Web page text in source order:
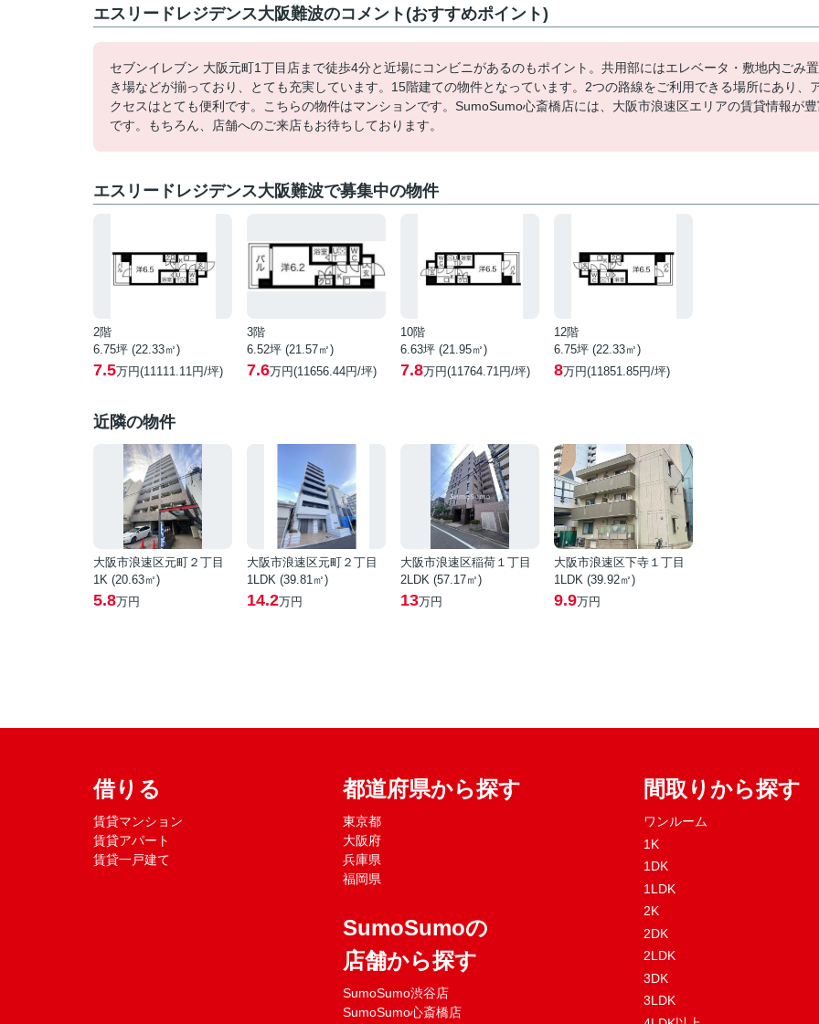
エスリードレジデンス大阪難波のコメント(おすすめポイント)
セブンイレブン 大阪元町1丁目店まで徒歩4分と近場にコンビニがあるのもポイント。共用部にはエレベータ・敷地内ごみ置
き場などが揃っており、とても充実しています。15階建ての物件となっています。2つの路線をご利用できる場所にあり、
クセスはとても便利です。こちらの物件はマンションです。SumoSumo心斎橋店には、大阪市浪速区エリアの賃貸情報が豊
です。もちろん、店舗へのご来店もお待ちしております。
エスリードレジデンス大阪難波で募集中の物件
2階
6.75坪 (22.33㎡)
7.5万円(11111.11円/坪)
3階
6.52坪 (21.57㎡)
7.6万円(11656.44円/坪)
10階
6.63坪 (21.95㎡)
7.8万円(11764.71円/坪)
12階
6.75坪 (22.33㎡)
8万円(11851.85円/坪)
近隣の物件
大阪市浪速区元町２丁目
1K (20.63㎡)
5.8万円
大阪市浪速区元町２丁目
1LDK (39.81㎡)
14.2万円
大阪市浪速区稲荷１丁目
2LDK (57.17㎡)
13万円
大阪市浪速区下寺１丁目
1LDK (39.92㎡)
9.9万円
借りる
賃貸マンション
賃貸アパート
賃貸一戸建て
都道府県から探す
東京都
大阪府
兵庫県
福岡県
SumoSumoの
店舗から探す
SumoSumo渋谷店
SumoSumo心斎橋店
間取りから探す
ワンルーム
1K
1DK
1LDK
2K
2DK
2LDK
3DK
3LDK